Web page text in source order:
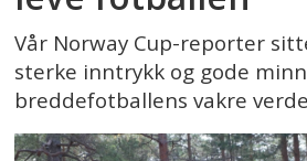
Vår Norway Cup-reporter
sterke inntrykk og gode
breddefotballens vakre